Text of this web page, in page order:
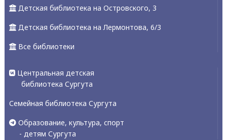
Детская библиотека на Островского, 3
Детская библиотека на Лермонтова, 6/3
Все библиотеки
Центральная детская
библиотека Сургута
Семейная библиотека Сургута
Образование, культура, спорт
- детям Сургута